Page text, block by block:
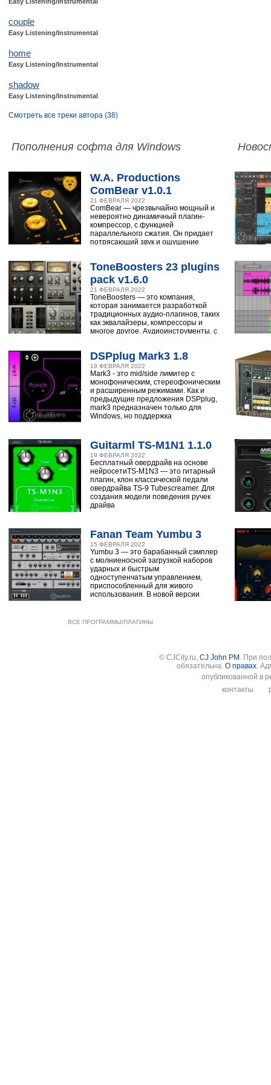
couple
Easy Listening/Instrumental
home
Easy Listening/Instrumental
shadow
Easy Listening/Instrumental
Смотреть все треки автора (38)
Пополнения софта для Windows
W.A. Productions
ComBear v1.0.1
21 ФЕВРАЛЯ 2022
ComBear — чрезвычайно мощный и
невероятно динамичный плагин-
компрессор, с функцией
параллельного сжатия. Он придает
потрясающий звук и ощущение
ToneBoosters 23 plugins
pack v1.6.0
21 ФЕВРАЛЯ 2022
ToneBoosters — это компания,
которая занимается разработкой
традиционных аудио-плагинов, таких
как эквалайзеры, компрессоры и
многое другое. Аудиоинструменты, с
DSPplug Mark3 1.8
19 ФЕВРАЛЯ 2022
Mark3 - это mid/side лимитер с
монофоническим, стереофоническим
и расширенным режимами. Как и
предыдущие предложения DSPplug,
mark3 предназначен только для
Windows, но поддержка
Guitarml TS-M1N1 1.1.0
19 ФЕВРАЛЯ 2022
Бесплатный овердрайв на основе
нейросетиTS-M1N3 — это гитарный
плагин, клон классической педали
овердрайва TS-9 Tubescreamer. Для
создания модели поведения ручек
драйва
Fanan Team Yumbu 3
15 ФЕВРАЛЯ 2022
Yumbu 3 — это барабанный сэмплер
с молниеносной загрузкой наборов
ударных и быстрым
одноступенчатым управлением,
приспособленный для живого
использования. В новой версии
ВСЕ ПРОГРАММЫ/ПЛАГИНЫ
© CJCity.ru, CJ John PM . При
обязательна. О правах.
опубликованной в
контакты